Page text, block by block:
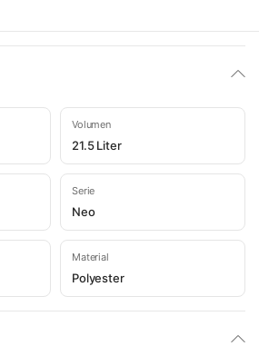
Volumen
21.5 Liter
Serie
Neo
Material
Polyester